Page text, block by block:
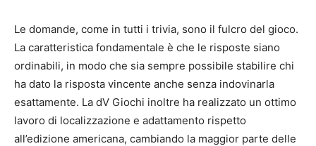
Le domande, come in tutti i trivia, sono il fulcro del gioco.
La caratteristica fondamentale è che le risposte siano
ordinabili, in modo che sia sempre possibile stabilire chi
ha dato la risposta vincente anche senza indovinarla
esattamente. La dV Giochi inoltre ha realizzato un ottimo
lavoro di localizzazione e adattamento rispetto
all’edizione americana, cambiando la maggior parte delle